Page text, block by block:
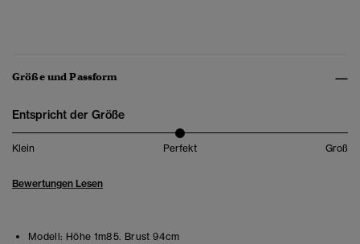
Größe und Passform
Entspricht der Größe
Klein Perfekt Groß
Bewertungen Lesen
Modell: Höhe 1m85. Brust 94cm